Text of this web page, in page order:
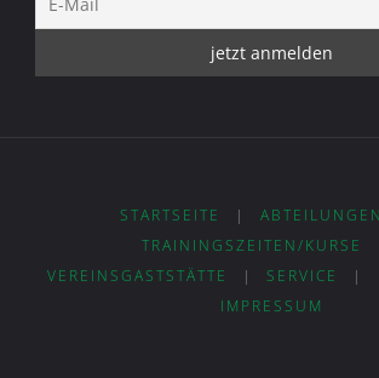
STARTSEITE | ABTEILUNGEN
TRAININGSZEITEN/KURSE
VEREINSGASTSTÄTTE
| SERVICE |
IMPRESSUM